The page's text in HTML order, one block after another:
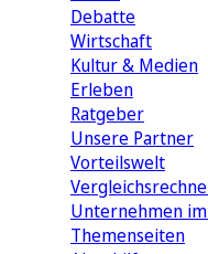
Debatte
Wirtschaft
Kultur & Medien
Erleben
Ratgeber
Unsere Partner
Vorteilswelt
Unternehmen
Themenseiten